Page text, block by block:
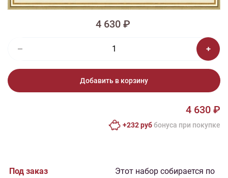
4 630 ₽
Добавить в корзину
4 630 ₽
+232 руббонусa при покупке
Под заказ
Этот набор собирается по